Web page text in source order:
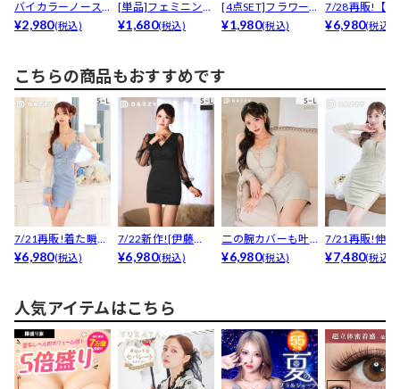
バイカラーノース
リーブフロントジ
¥2,980(税込)
[単品]フェミニンレ
ース半襟
¥1,680(税込)
[4点SET]フラワー
モチーフ×パール髪
¥1,980(税込)
7/28再販!【累
売1200枚以上
¥6,980(税込)
こちらの商品もおすすめです
7/21再販!着た瞬間
くびれ-5cm見...
¥6,980(税込)
7/22新作![伊藤
桃々着用]ビジュ
¥6,980(税込)
二の腕カバーも叶
うシアー長袖♪ベ
¥6,980(税込)
7/21再販!伸縮
群!可愛いの声
¥7,480(税込)
人気アイテムはこちら